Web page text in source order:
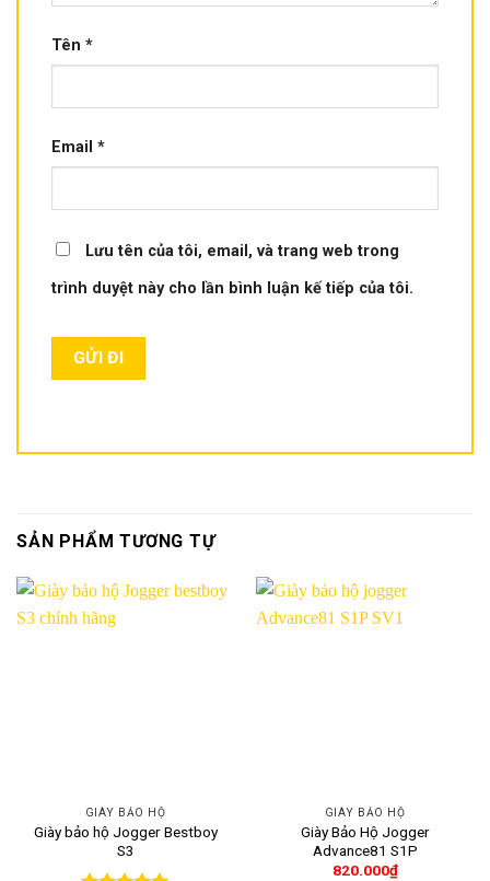
Tên *
Email *
Lưu tên của tôi, email, và trang web trong
trình duyệt này cho lần bình luận kế tiếp của tôi.
SẢN PHẨM TƯƠNG TỰ
GIÀY BẢO HỘ
Giày bảo hộ Jogger Bestboy
S3
GIÀY BẢO HỘ
Giày Bảo Hộ Jogger
Advance81 S1P
820.000₫